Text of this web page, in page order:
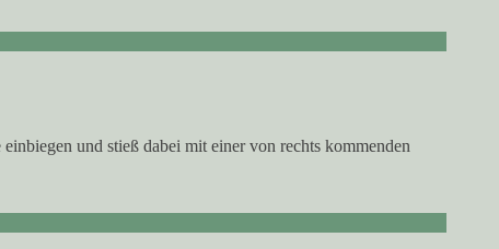
und stieß dabei mit einer von rechts kommenden